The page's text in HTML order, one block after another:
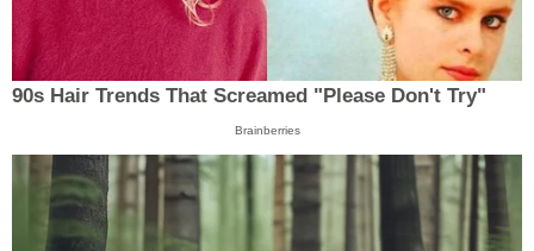
90s Hair Trends That Screamed "Please Don't Try"
Brainberries